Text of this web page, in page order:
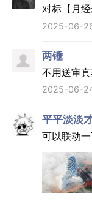
对标【月
2025-06-
两锤
不用送审真
2025-06-
平平淡淡
可以联动